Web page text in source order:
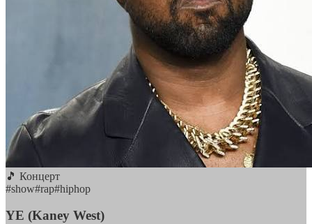
🎵 Концерт
#show#rap#hiphop
YE (Kaney West)